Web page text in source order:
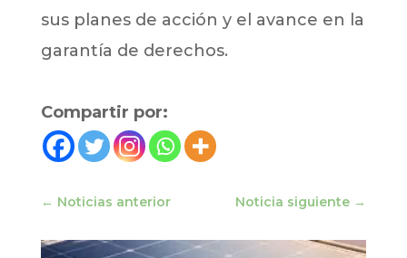
sus planes de acción y el avance en la
garantía de derechos.
Compartir por:
← Noticias anterior Noticia siguiente →